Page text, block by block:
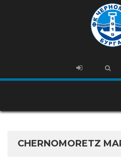
CHERNOMORETZ